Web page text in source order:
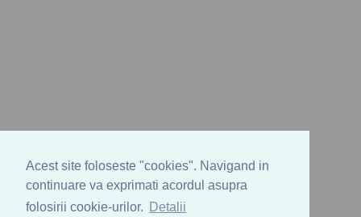
Acest site foloseste "cookies". Navigand in
continuare va exprimati acordul asupra
folosirii cookie-urilor.
Detalii